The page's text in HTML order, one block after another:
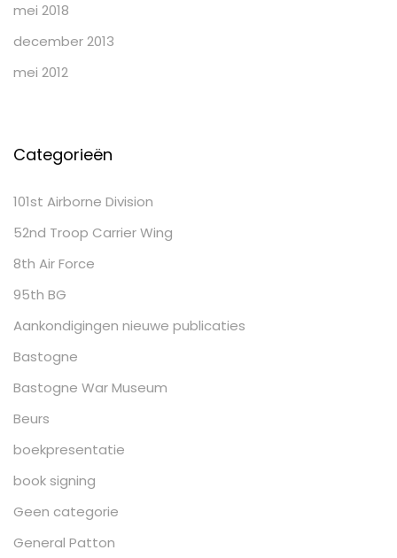
mei 2018
december 2013
mei 2012
Categorieën
101st Airborne Division
52nd Troop Carrier Wing
8th Air Force
95th BG
Aankondigingen nieuwe publicaties
Bastogne
Bastogne War Museum
Beurs
boekpresentatie
book signing
Geen categorie
General Patton